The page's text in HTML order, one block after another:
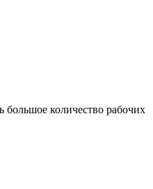
количество рабочих